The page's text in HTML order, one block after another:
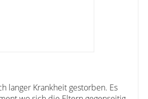
langer Krankheit gestorben. Es